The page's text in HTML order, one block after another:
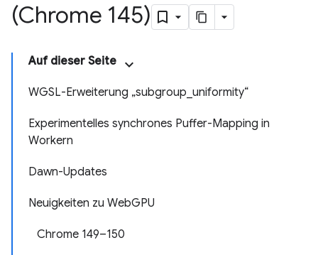
(Chrome 145)
Auf dieser Seite
WGSL-Erweiterung „subgroup_uniformity“
Experimentelles synchrones Puffer-Mapping in
Workern
Dawn-Updates
Neuigkeiten zu WebGPU
Chrome 149–150